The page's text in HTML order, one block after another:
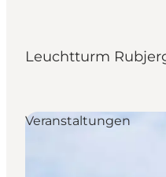
Tickets kaufen
Leuchtturm
Veranstaltungen